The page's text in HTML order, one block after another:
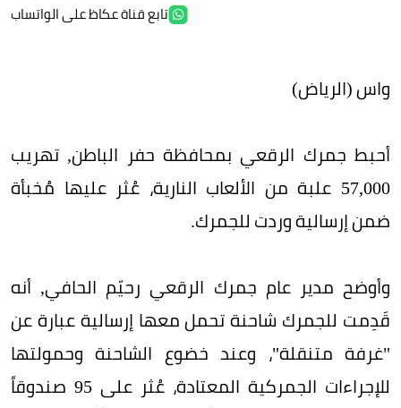
تابع قناة عكاظ على الواتساب
واس (الرياض)
أحبط جمرك الرقعي بمحافظة حفر الباطن, تهريب
57,000 علبة من الألعاب النارية، عُثر عليها مُخبأة
ضمن إرسالية وردت للجمرك.
وأوضح مدير عام جمرك الرقعي رحيّم الحافي, أنه
قَدِمت للجمرك شاحنة تحمل معها إرسالية عبارة عن
"غرفة متنقلة"، وعند خضوع الشاحنة وحمولتها
للإجراءات الجمركية المعتادة، عُثر على 95 صندوقاً